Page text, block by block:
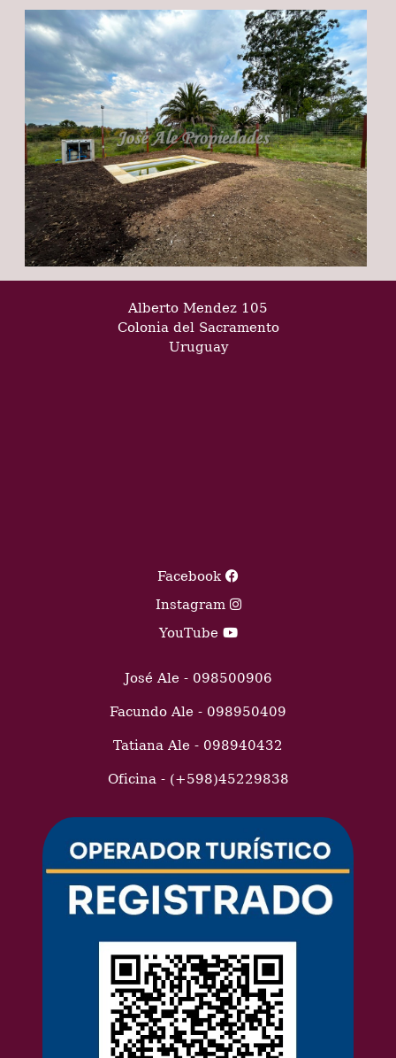
Alberto Mendez 105
Colonia del Sacramento
Uruguay
Facebook
Instagram
YouTube
José Ale - 098500906
Facundo Ale - 098950409
Tatiana Ale - 098940432
Oficina - (+598)45229838